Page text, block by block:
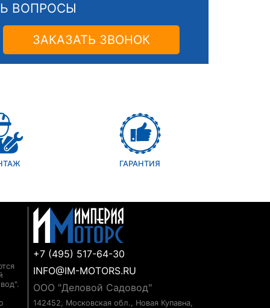
ВОПРОСЫ
ЗАКАЗАТЬ ЗВОНОК
ГАРАНТИЯ
+7 (495) 517-64-30
INFO@IM-MOTORS.RU
ООО "Деловой Садовод"
142452, Московская обл., Новая Купавна,